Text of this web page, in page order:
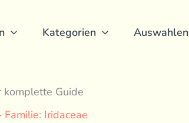
Kategorien Auswahlen
komplette Guide
· Familie: Iridaceae